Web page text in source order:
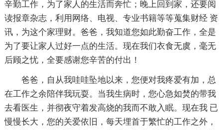
辛勤工作，为了家人的生活而奔忙；晚上回到家，还要阅
读报章杂志，利用网络、电视、专业书籍等等蒐集财经 资
讯，为这个家理财。爸爸，我知道您如此勤奋工作，全是
为了要让家人过好一点的生活。现在我们衣食无虞，毫无
后顾之忧，全要感谢您辛苦的付出！
爸爸，自从我哇哇坠地以来，您便对我疼爱有加，总
在工作之余陪伴我玩耍。当我生病时，您心急如焚的带我
去看医生，并彻夜守着发高烧的我而不敢入眠。现在我 已
慢慢长大，您的关爱依旧，每天埋首于繁忙的工作之外，